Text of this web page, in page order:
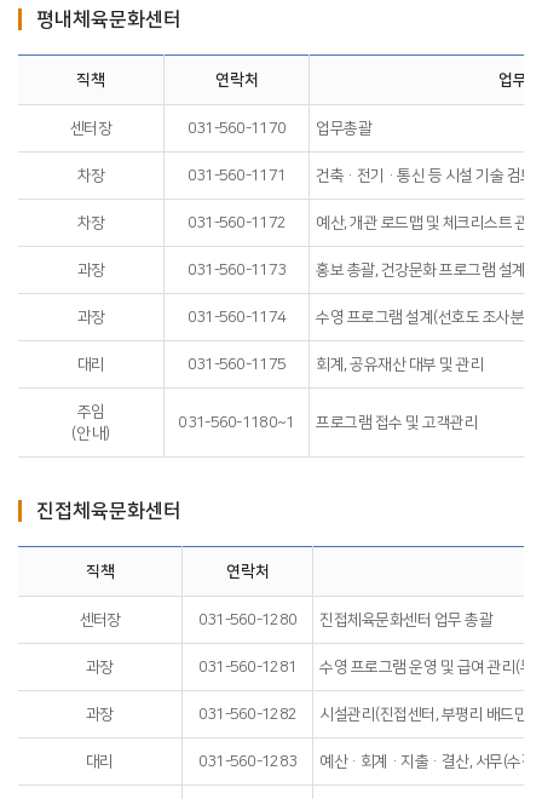
평내체육문화센터
직책 연락처 업무
센터장 031-560-1170 업무총괄
차장 031-560-1171 건축·전기·통신 등 시설 기술 검토
차장 031-560-1172 예산, 개관 로드맵 및 체크리스트 관리
과장 031-560-1173 홍보 총괄, 건강문화 프로그램 설계(
과장 031-560-1174 수영 프로그램 설계(선호도 조사분
대리 031-560-1175 회계, 공유재산 대부 및 관리
주임
(안 내)
031-560-1180~1 프로그램 접수 및 고객관리
진접체육문화센터
직책 연락처
센터장 031-560-1280 진접체육문화센터 업무 총괄
과장 031-560-1281 수영 프로그램 운영 및 급여 관리(무
과장 031-560-1282 시설관리(진접센터, 부평리 배드민
대리 031-560-1283 예산·회계·지출·결산, 서무(수검,